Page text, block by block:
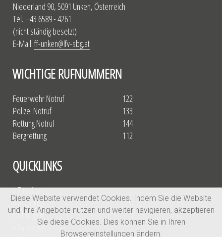
Niederland 90, 5091 Unken, Österreich
Tel.: +43 6589 - 4261
(nicht ständig besetzt)
E-Mail:ff-unken@lfv-sbg.at
WICHTIGE RUFNUMMERN
Feuerwehr Notruf
Polizei Notruf
Rettung Notruf
Bergrettung
122
133
144
112
QUICKLINKS
» Einsätze
» Aktuelles
» Übungen
» Fahrzeuge
Diese Website verwendet Cookies. Indem Sie die Website
und ihre Angebote nutzen und weiter navigieren, akzeptieren
Sie diese Cookies. Dies können Sie in Ihren
Browsereinstellungen ändern.